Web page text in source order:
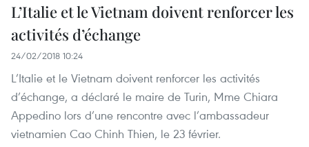
L’Italie et le Vietnam doivent renforcer les
activités d’échange
24/02/2018 10:24
L’Italie et le Vietnam doivent renforcer les activités
d’échange, a déclaré le maire de Turin, Mme Chiara
Appedino lors d’une rencontre avec l’ambassadeur
vietnamien Cao Chinh Thien, le 23 février.